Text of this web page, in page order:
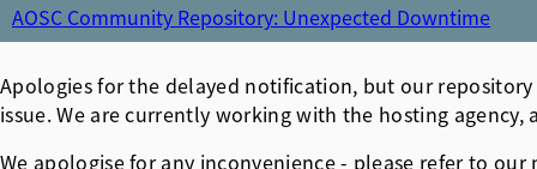
AOSC Community Repository: Unexpected Downtime
Apologies for the delayed notification, but our
issue. We are currently working with the hosting
We apologise for any inconvenience - please refer to our